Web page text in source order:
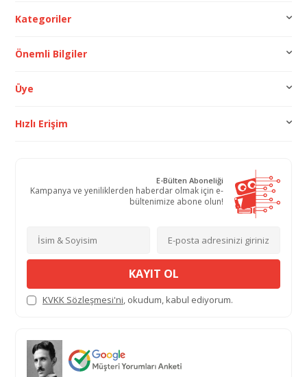
Kategoriler
Önemli Bilgiler
Üye
Hızlı Erişim
E-Bülten Aboneliği
Kampanya ve yeniliklerden haberdar olmak için e-
bültenimize abone olun!
KAYIT OL
KVKK Sözleşmesi'ni, okudum, kabul ediyorum.